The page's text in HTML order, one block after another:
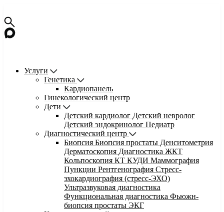
Услуги
Генетика
Кардиопанель
Гинекологический центр
Дети
Детский кардиолог Детский невролог
Детский эндокринолог Педиатр
Диагностический центр
Биопсия Биопсия простаты Денситометрия
Дерматоскопия Диагностика ЖКТ
Кольпоскопия КТ КУДИ Маммография
Пункции Рентгенография Стресс-
эхокардиография (стресс-ЭХО)
Ультразвуковая диагностика
Функциональная диагностика Фьюжн-
биопсия простаты ЭКГ